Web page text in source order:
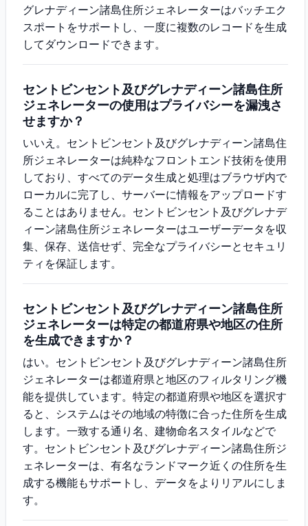
グレナディーン諸島住所ジェネレーターはバッチエク
スポートをサポートし、一度に複数のレコードを生成
してダウンロードできます。
セントビンセント及びグレナディーン諸島住所
ジェネレーターの使用はプライバシーを漏洩さ
せますか？
いいえ。セントビンセント及びグレナディーン諸島住
所ジェネレーターは純粋なフロントエンド技術を使用
しており、すべてのデータ生成と処理はブラウザ内で
ローカルに完了し、サーバーに情報をアップロードす
ることはありません。セントビンセント及びグレナデ
ィーン諸島住所ジェネレーターはユーザーデータを収
集、保存、送信せず、完全なプライバシーとセキュリ
ティを保証します。
セントビンセント及びグレナディーン諸島住所
ジェネレーターは特定の都道府県や地区の住所
を生成できますか？
はい。セントビンセント及びグレナディーン諸島住所
ジェネレーターは都道府県と地区のフィルタリング機
能を提供しています。特定の都道府県や地区を選択す
ると、システムはその地域の特徴に合った住所を生成
します。一致する通り名、建物命名スタイルなどで
す。セントビンセント及びグレナディーン諸島住所ジ
ェネレーターは、有名なランドマーク近くの住所を生
成する機能もサポートし、データをよりリアルにしま
す。